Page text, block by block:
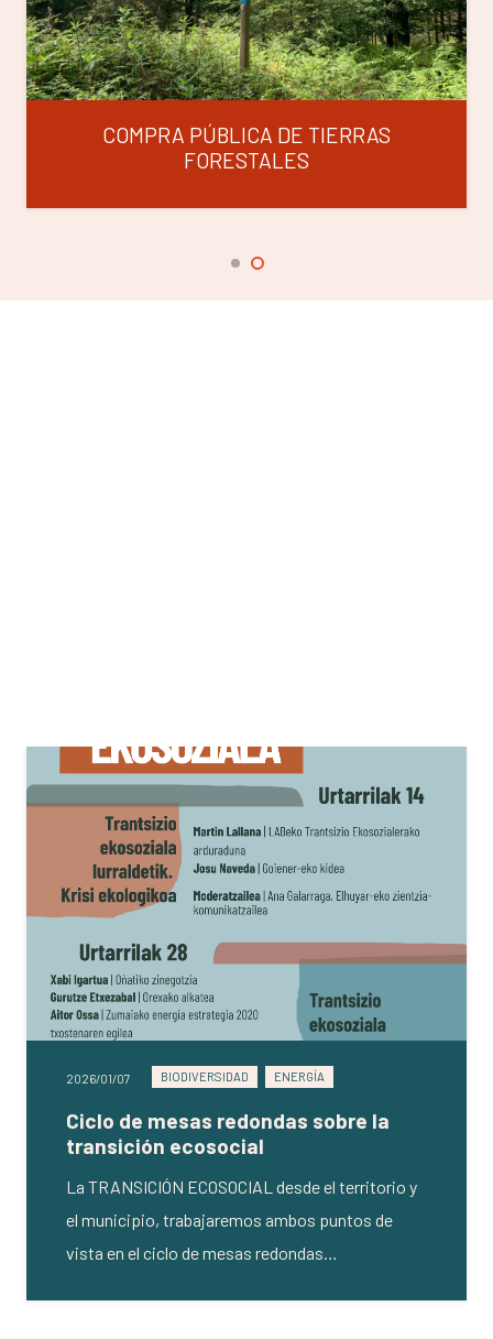
COMPRA PÚBLICA DE TIERRAS
FORESTALES
2026/01/07 BIODIVERSIDAD ENERGÍA
Ciclo de mesas redondas sobre la
transición ecosocial
La TRANSICIÓN ECOSOCIAL desde el territorio y
el municipio, trabajaremos ambos puntos de
vista en el ciclo de mesas redondas…